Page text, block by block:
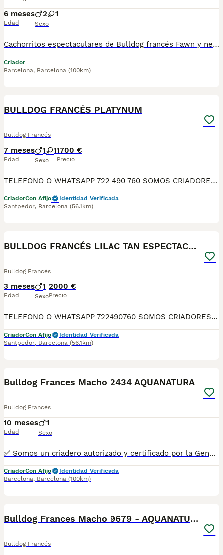
6 meses
Edad
2 1
Sexo
Cachorritos espectaculares de Bulldog francés Fawn y negro, machos y hembras de un mes de edad. Se entregan a partir de los dos meses de edad con las vacunas correspondientes a la edad, revisados por nuestro veterinario, desparasitados, con su cartilla veterinaria, microchip y garantía vírica y genética por escrito, muy bien cuidados, muy sanos, criados en entorno familiar. Ven a verlos sin compromiso cualquier día de la semana incluidos festivos. . Disponemos de centro con numero zoológico T-2500116
Criador
Barcelona, Barcelona (100km)
BULLDOG FRANCÉS PLATYNUM
Bulldog Francés
7 meses
Edad
1 1
Sexo
1700 €
Precio
TELEFONO O WHATSAPP 722 490 760 SOMOS CRIADORES DIRECTOS SIN INTERMEDIARIOS! MAS DE 20 AÑOS EN EL SECTOR NOS AVALAN, VALORANDO NO SOLO LA CRIA RESPONSABLE SI NO TAMBIEN LA SELECCIÓN PARA MEJORAR LA RAZA DURANTE TODOS ESTOS AÑOS. NUESTROS CACHORROS SE ENTREGAN PREVIAMENTE REVISADOS POR UN VETERINARIO PROFESIONAL Y BAJO LOS MAS ESTRICTOS CONTROLES DE SALUD, HACEMOS HINCAPIÉ EN SU SOCIABILIZACIÓN PARA SU CORRECTO DESARROLLO NEUROLOGICO! Y OS ASESORAMOS ANTES DURANTE Y DESPUES DE LA ENTREGA PARA QUE TODO SEA LO MAS AFABLE Y FACIL POSIBLE DURANTE LA ADAPTACION! NUESTROS BEBE SE ENTREGAN A PARTIR DE LOS DOS MESES CON SUS VACUNAS AL DIA, DESPARASITADOS Y CON GARANTIAS DE SALUD, MICROCHIP Y CARTILLA DE VACUNACION! SI BUSCAS UN COMPAÑERO SANO Y EQUILIBRADO ESTE ES EL LUGAR, TE ASESORAREMOS DURANTE TODO EL PROCESO NO DUDES EN CONSULTAR POR NUESTROS PEQUES AL 722 490 760
CriadorCon Afijo
Identidad Verificada
Santpedor, Barcelona (56.1km)
BULLDOG FRANCÉS LILAC TAN ESPECTACULAR
Bulldog Francés
3 meses
Edad
1
Sexo
2000 €
Precio
TELEFONO O WHATSAPP 722490760 SOMOS CRIADORES DIRECTOS SIN INTERMEDIARIOS! MAS DE 20 AÑOS EN EL SECTOR NOS AVALAN, VALORANDO NO SOLO LA CRIA RESPONSABLE SI NO TAMBIEN LA SELECCIÓN PARA MEJORAR LA RAZA DURANTE TODOS ESTOS AÑOS. NUESTROS CACHORROS SE ENTREGAN PREVIAMENTE REVISADOS POR UN VETERINARIO PROFESIONAL Y BAJO LOS MAS ESTRICTOS CONTROLES DE SALUD, HACEMOS HINCAPIÉ EN SU SOCIABILIZACIÓN PARA SU CORRECTO DESARROLLO NEUROLOGICO! Y OS ASESORAMOS ANTES DURANTE Y DESPUES DE LA ENTREGA PARA QUE TODO SEA LO MAS AFABLE Y FACIL POSIBLE DURANTE LA ADAPTACION! NUESTROS BEBE SE ENTREGAN A PARTIR DE LOS DOS MESES CON SUS VACUNAS AL DIA, DESPARASITADOS Y CON GARANTIAS DE SALUD, MICROCHIP Y CARTILLA DE VACUNACION! SI BUSCAS UN COMPAÑERO SANO Y EQUILIBRADO ESTE ES EL LUGAR, TE ASESORAREMOS DURANTE TODO EL PROCESO NO DUDES EN CONSULTAR POR NUESTROS PEQUES AL 722 490 760
CriadorCon Afijo
Identidad Verificada
Santpedor, Barcelona (56.1km)
Bulldog Frances Macho 2434 AQUANATURA
Bulldog Francés
10 meses
Edad
1
Sexo
✅ Somos un criadero autorizado y certificado por la Generalitat de Catalunya bajo el número de Núcleo Zoológico G25/00314. PARA MÁS INFORMACIÓN: ☎️ 933095977 📱 685878504 / 674320847 💻 Más fotos y vídeos en nuestra web www.aquanatura.es 🚙 Hacemos envíos 📌 Calle Roger de Flor 45, muy cerca del Arc de Triomf de Barcelona, de Lunes a Sábados. Se entregan con sus vacunas, desparasitados interna y externamente, con microchip y su registro, cartilla sanitaria y contrato de garantías, documentación legal y factura.
CriadorCon Afijo
Identidad Verificada
Barcelona, Barcelona (100km)
Bulldog Frances Macho 9679 - AQUANATURA
Bulldog Francés